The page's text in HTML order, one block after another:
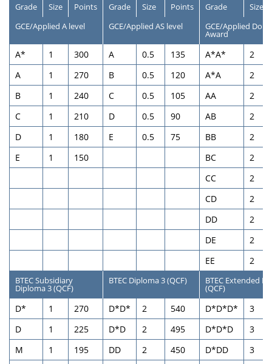
Grade Size Points Grade Size Points Grade
Size
GCE/Applied A level
GCE/Applied AS level GCE/Applied
Award
A* 1 300 A 0.5 135 A*A*
2
A
1 270 В 0.5 120 A*A
2
В
1 240 С 0.5 105 AA
2
С
1 210 D 0.5 90 AB
2
D
1 180 E 0.5 75 BB
2
E
1 150 ВС
2
CC
2
CD
2
DD
2
DE
2
EE
2
BTEC Subsidiary
Diploma3(QCF)
BTEC Diploma3(QCF) BTEC Extended
(QCF)
D* 1 270 D*D* 2 540 D*D*D*
3
D
1 225 D*D 2 495 D*D*D
3
M
1 195 DD 2 450 D*DD
3